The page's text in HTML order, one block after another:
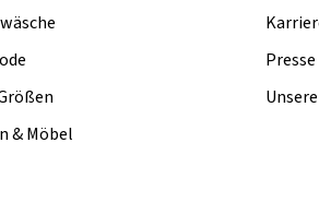
& Möbel
Presse